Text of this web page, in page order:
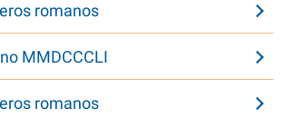
romanos
MMDCCCLI
romanos